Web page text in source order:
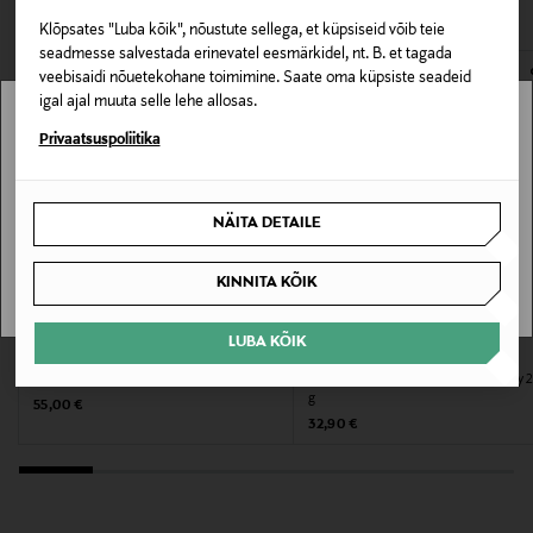
Klõpsates "Luba kõik", nõustute sellega, et küpsiseid võib teie
seadmesse salvestada erinevatel eesmärkidel, nt. B. et tagada
veebisaidi nõuetekohane toimimine. Saate oma küpsiste seadeid
igal ajal muuta selle lehe allosas.
Privaatsuspoliitika
NÄITA DETAILE
KINNITA KÕIK
LUBA KÕIK
Materjal
Mineraal- ja taimse vaha segu.
Värv
Tootjamaa
Valmistaja tootenumber
Luhta Sportswear Company
Original Price
55,00 €
Lõhnaküünal Kyoto Blossom Luxury
g
Original Price
32,90 €
Stockmann pole Sinu riigis saadaval.
SAAN ARU